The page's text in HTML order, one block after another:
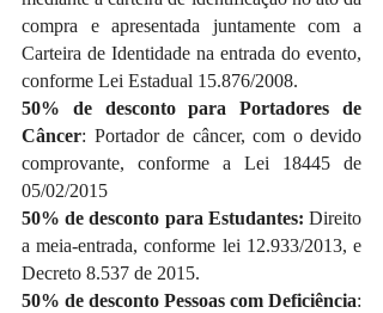
compra e apresentada juntamente com a
Carteira de Identidade na entrada do evento,
conforme Lei Estadual 15.876/2008.
50% de desconto para Portadores de
Câncer: Portador de câncer, com o devido
comprovante, conforme a Lei 18445 de
05/02/2015
50% de desconto para Estudantes: Direito
a meia-entrada, conforme lei 12.933/2013, e
Decreto 8.537 de 2015.
50% de desconto Pessoas com Deficiência: